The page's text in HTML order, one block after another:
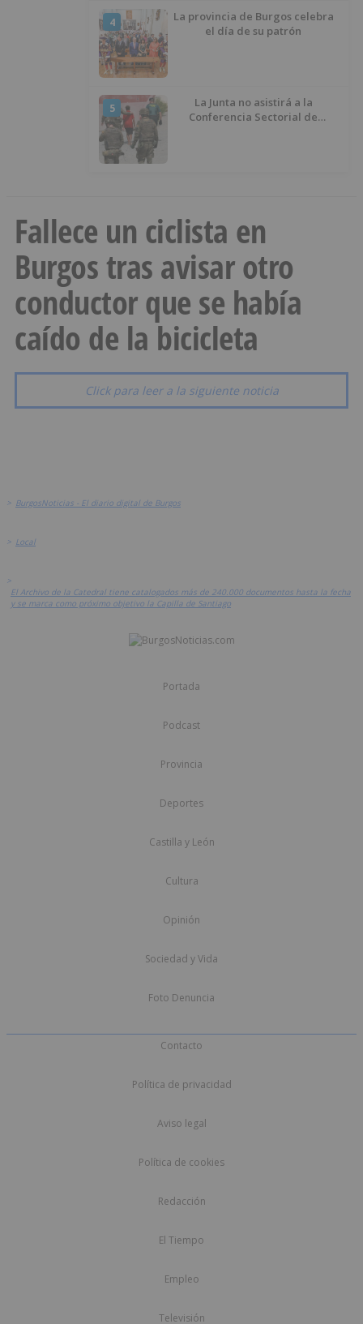
4
La provincia de Burgos celebra
el día de su patrón
5
La Junta no asistirá a la
Conferencia Sectorial de
Fallece un ciclista en
Burgos tras avisar otro
conductor que se había
caído de la bicicleta
Click para leer a la siguiente noticia
> BurgosNoticias - El diario digital de Burgos
> Local
>
El Archivo de la Catedral tiene catalogados más de 240.000 documentos hasta la fecha
y se marca como próximo objetivo la Capilla de Santiago
Portada
Podcast
Provincia
Deportes
Castilla y León
Cultura
Opinión
Sociedad y Vida
Foto Denuncia
Contacto
Política de privacidad
Aviso legal
Política de cookies
Redacción
El Tiempo
Empleo
Televisión